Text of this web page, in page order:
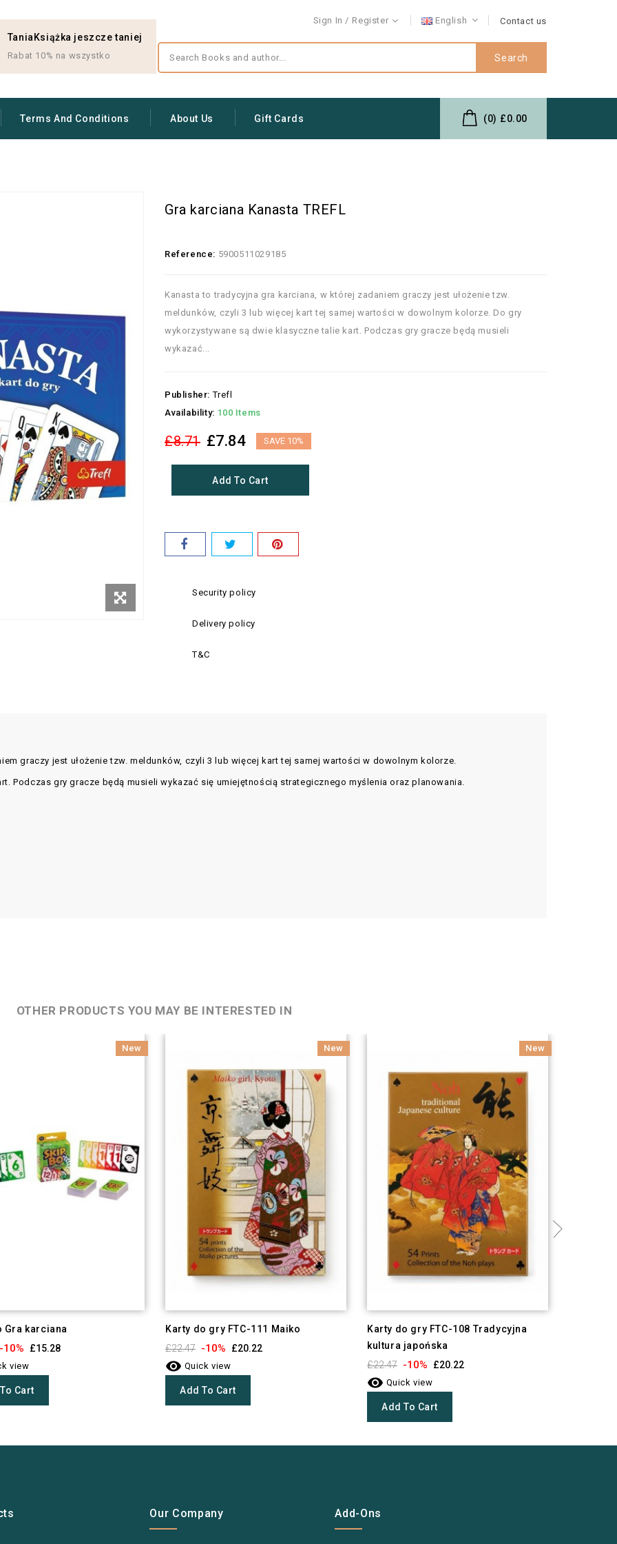
Sign In Register English Contact us
TaniaKsiążka jeszcze taniej
Rabat 10% na wszystko Search
Terms And Conditions About Us Gift Cards (0) £0.00
Gra karciana Kanasta TREFL
Reference: 5900511029185
Kanasta to tradycyjna gra karciana, w której zadaniem graczy jest ułożenie tzw.
meldunków, czyli 3 lub więcej kart tej samej wartości w dowolnym kolorze. Do gry
wykorzystywane są dwie klasyczne talie kart. Podczas gry gracze będą musieli
wykazać...
Publisher: Trefl
Availability: 100 Items
£8.71 £7.84 SAVE 10%
Add To Cart
Security policy
Delivery policy
T&C
graczy jest ułożenie tzw. meldunków, czyli 3 lub więcej kart tej samej wartości w dowolnym kolorze.
Podczas gry gracze będą musieli wykazać się umiejętnością strategicznego myślenia oraz planowania.
OTHER PRODUCTS YOU MAY BE INTERESTED IN
New
Gra karciana
-10% £15.28
view
Cart
New
Karty do gry FTC-111 Maiko
£22.47 -10% £20.22
 Quick view
Add To Cart
New
Karty do gry FTC-108 Tradycyjna
kultura japońska
£22.47 -10% £20.22
 Quick view
Add To Cart
Our Company Add-Ons